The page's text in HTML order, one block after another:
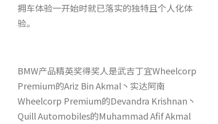
拥车体验一开始时就已落实的独特且个人化体
验。
BMW产品精英奖得奖人是武吉丁宜Wheelcorp
Premium的Ariz Bin Akmal丶实达阿南
Wheelcorp Premium的Devandra Krishnan丶
Quill Automobiles的Muhammad Afif Akmal